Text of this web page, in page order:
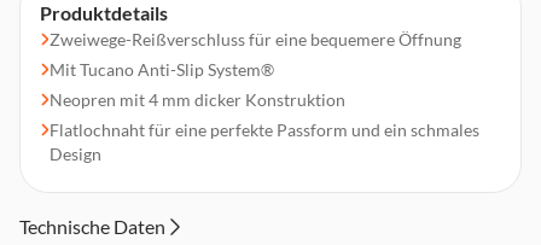
Produktdetails
Zweiwege-Reißverschluss für eine bequemere Öffnung
Mit Tucano Anti-Slip System®
Neopren mit 4 mm dicker Konstruktion
Flatlochnaht für eine perfekte Passform und ein schmales
Design
Technische Daten